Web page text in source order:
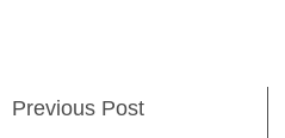
Previous Post